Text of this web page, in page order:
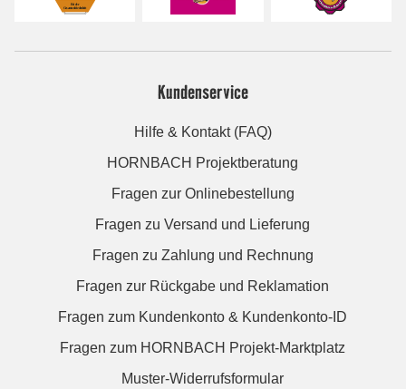
Kundenservice
Hilfe & Kontakt (FAQ)
HORNBACH Projektberatung
Fragen zur Onlinebestellung
Fragen zu Versand und Lieferung
Fragen zu Zahlung und Rechnung
Fragen zur Rückgabe und Reklamation
Fragen zum Kundenkonto & Kundenkonto-ID
Fragen zum HORNBACH Projekt-Marktplatz
Muster-Widerrufsformular